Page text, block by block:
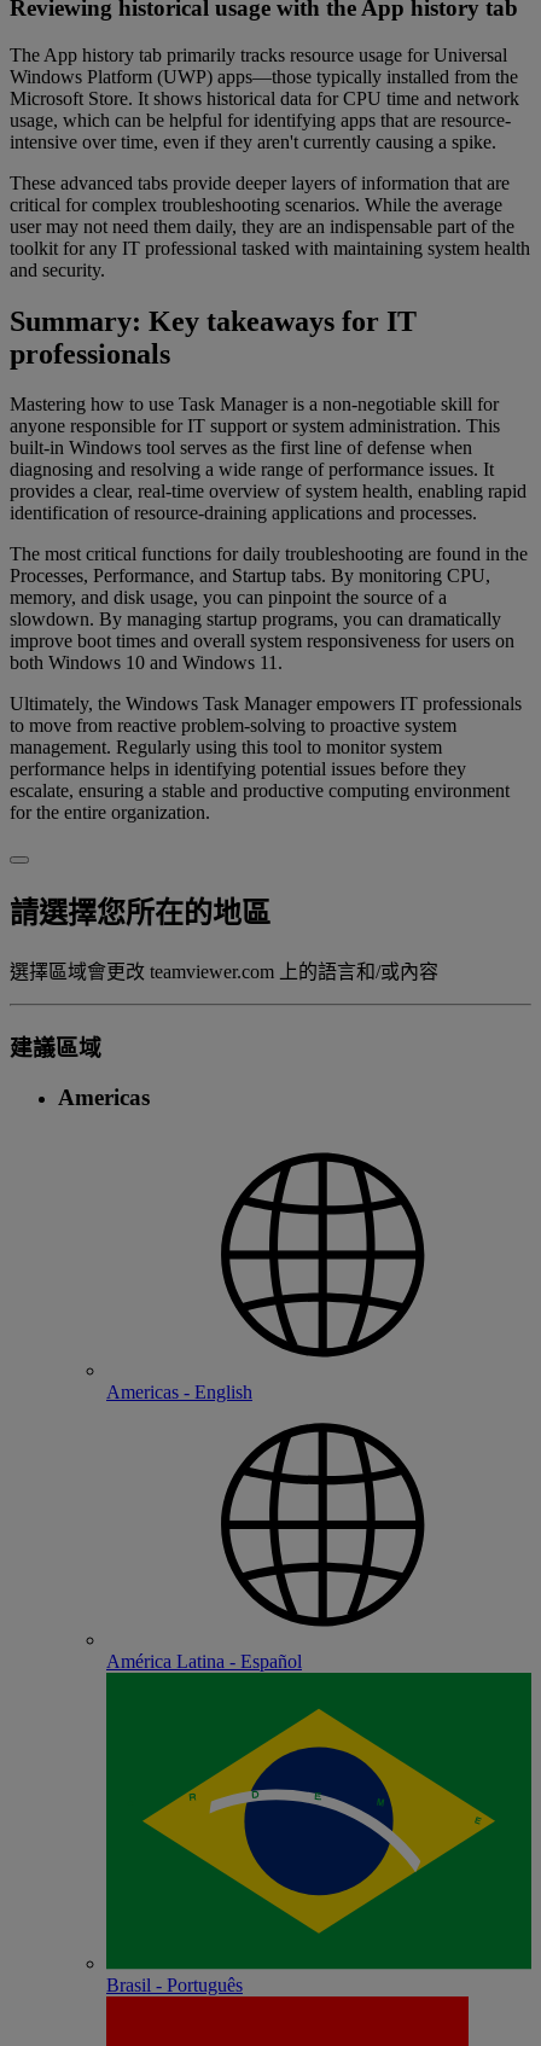
Reviewing historical usage with the App history tab
The App history tab primarily tracks resource usage for Universal
Windows Platform (UWP) apps—those typically installed from the
Microsoft Store. It shows historical data for CPU time and network
usage, which can be helpful for identifying apps that are resource-
intensive over time, even if they aren't currently causing a spike.
These advanced tabs provide deeper layers of information that are
critical for complex troubleshooting scenarios. While the average
user may not need them daily, they are an indispensable part of the
toolkit for any IT professional tasked with maintaining system health
and security.
Summary: Key takeaways for IT
professionals
Mastering how to use Task Manager is a non-negotiable skill for
anyone responsible for IT support or system administration. This
built-in Windows tool serves as the first line of defense when
diagnosing and resolving a wide range of performance issues. It
provides a clear, real-time overview of system health, enabling rapid
identification of resource-draining applications and processes.
The most critical functions for daily troubleshooting are found in the
Processes, Performance, and Startup tabs. By monitoring CPU,
memory, and disk usage, you can pinpoint the source of a
slowdown. By managing startup programs, you can dramatically
improve boot times and overall system responsiveness for users on
both Windows 10 and Windows 11.
Ultimately, the Windows Task Manager empowers IT professionals
to move from reactive problem-solving to proactive system
management. Regularly using this tool to monitor system
performance helps in identifying potential issues before they
escalate, ensuring a stable and productive computing environment
for the entire organization.
請選擇您所在的地區
選擇區域會更改 teamviewer.com 上的語言和/或內容
建議區域
Americas
Americas - English
América Latina - Español
Brasil - Português